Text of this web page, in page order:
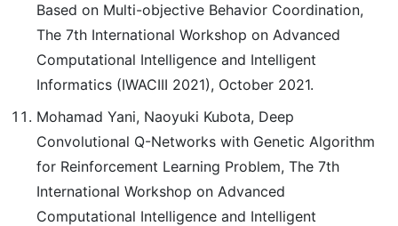
Based on Multi-objective Behavior Coordination,
The 7th International Workshop on Advanced
Computational Intelligence and Intelligent
Informatics (IWACIII 2021), October 2021.
Mohamad Yani, Naoyuki Kubota, Deep
Convolutional Q-Networks with Genetic Algorithm
for Reinforcement Learning Problem, The 7th
International Workshop on Advanced
Computational Intelligence and Intelligent